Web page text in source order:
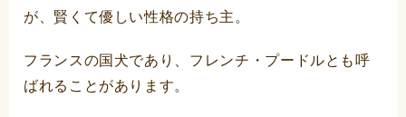
が、賢くて優しい性格の持ち主。
フランスの国犬であり、フレンチ・プードルとも呼
ばれることがあります。